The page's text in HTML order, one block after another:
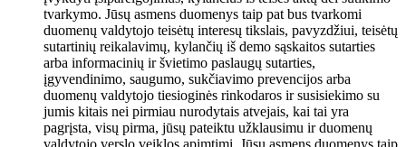
tvarkymo. Jūsų asmens duomenys taip pat bus tvarkomi
duomenų valdytojo teisėtų interesų tikslais, pavyzdžiui, teisėtų
sutartinių reikalavimų, kylančių iš demo sąskaitos sutarties
arba informacinių ir švietimo paslaugų sutarties,
įgyvendinimo, saugumo, sukčiavimo prevencijos arba
duomenų valdytojo tiesioginės rinkodaros ir susisiekimo su
jumis kitais nei pirmiau nurodytais atvejais, kai tai yra
pagrįsta, visų pirma, jūsų pateiktu užklausimu ir duomenų
valdytojo verslo veiklos apimtimi. Jūsų asmens duomenys taip